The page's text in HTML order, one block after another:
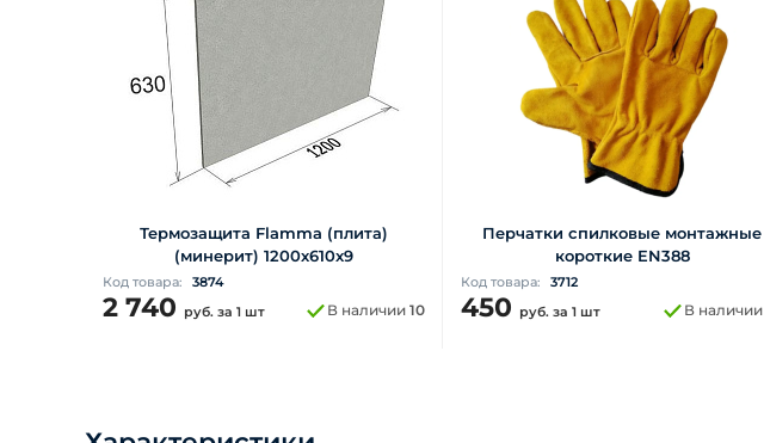
Термозащита Flamma (плита)
(минерит) 1200х610х9
Код товара: 3874
2 740 руб. за 1 шт В наличии 10
Перчатки спилковые монтажные
короткие EN388
Код товара: 3712
450 руб. за 1 шт В наличии